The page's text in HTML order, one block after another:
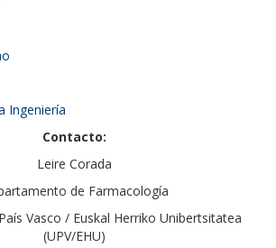
Ingeniería
Contacto:
Leire Corada
de Farmacología
Vasco / Euskal Herriko Unibertsitatea
(UPV/EHU)